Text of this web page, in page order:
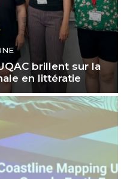
brillent sur la
en littératie